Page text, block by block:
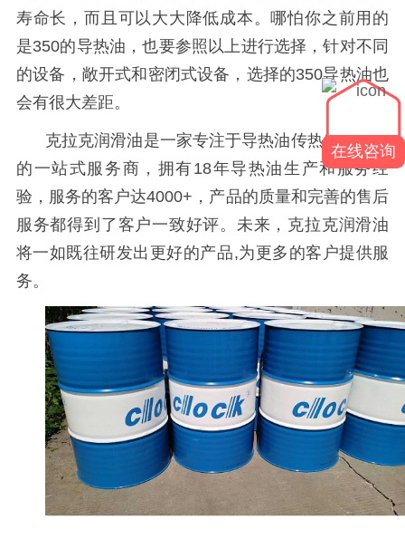
寿命长，而且可以大大降低成本。哪怕你之前用的
是350的导热油，也要参照以上进行选择，针对不同
的设备，敞开式和密闭式设备，选择的350导热油也
会有很大差距。
克拉克润滑油是一家专注于导热油传热解决方案
的一站式服务商，拥有18年导热油生产和服务经
验，服务的客户达4000+，产品的质量和完善的售后
服务都得到了客户一致好评。未来，克拉克润滑油
将一如既往研发出更好的产品,为更多的客户提供服
务。
在线咨询